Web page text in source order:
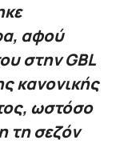
αφού
στην GBL
κανονικής
ωστόσο
τη σεζόν